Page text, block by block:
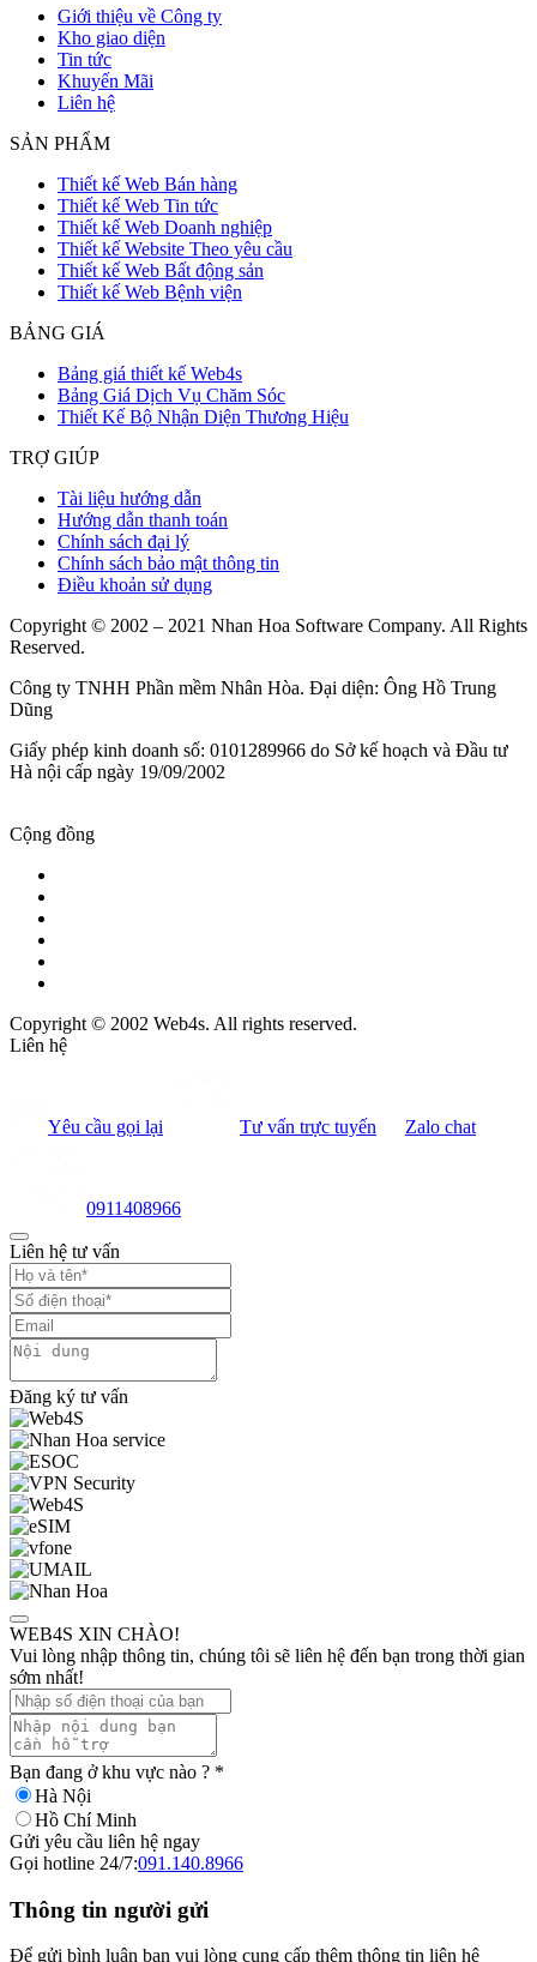
Giới thiệu về Công ty
Kho giao diện
Tin tức
Khuyến Mãi
Liên hệ
SẢN PHẨM
Thiết kế Web Bán hàng
Thiết kế Web Tin tức
Thiết kế Web Doanh nghiệp
Thiết kế Website Theo yêu cầu
Thiết kế Web Bất động sản
Thiết kế Web Bệnh viện
BẢNG GIÁ
Bảng giá thiết kế Web4s
Bảng Giá Dịch Vụ Chăm Sóc
Thiết Kế Bộ Nhận Diện Thương Hiệu
TRỢ GIÚP
Tài liệu hướng dẫn
Hướng dẫn thanh toán
Chính sách đại lý
Chính sách bảo mật thông tin
Điều khoản sử dụng
Copyright © 2002 – 2021 Nhan Hoa Software Company. All Rights
Reserved.
Công ty TNHH Phần mềm Nhân Hòa. Đại diện: Ông Hồ Trung
Dũng
Giấy phép kinh doanh số: 0101289966 do Sở kế hoạch và Đầu tư
Hà nội cấp ngày 19/09/2002
Cộng đồng
Copyright © 2002 Web4s. All rights reserved.
Liên hệ
Yêu cầu gọi lại Tư vấn trực tuyến Zalo chat
0911408966
Liên hệ tư vấn
Đăng ký tư vấn
WEB4S XIN CHÀO!
Vui lòng nhập thông tin, chúng tôi sẽ liên hệ đến bạn trong thời gian
sớm nhất!
Bạn đang ở khu vực nào ? *
Hà Nội
Hồ Chí Minh
Gửi yêu cầu liên hệ ngay
Gọi hotline 24/7:091.140.8966
Thông tin người gửi
Để gửi bình luận bạn vui lòng cung cấp thêm thông tin liên hệ